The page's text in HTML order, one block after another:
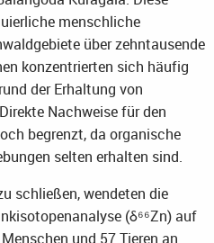
menschliche
über zehntausende
konzentrierten sich häufig
der Erhaltung von
Nachweise für den
begrenzt, da organische
selten erhalten sind.
schließen, wendeten die
(δ⁶⁶Zn) auf
und 57 Tieren an.